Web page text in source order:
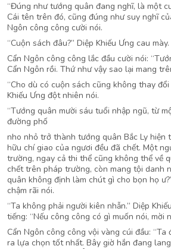
“Đúng như tướng quân đang nghĩ, là một
Cái tên trên đó, cũng đúng như suy nghĩ
Ngôn công công cười nói.
“Cuộn sách đâu?” Diệp Khiếu Ưng cau mày.
Cẩn Ngôn công công lắc đầu cười nói:
Cẩn Ngôn rồi. Thứ như vậy sao lại mang
“Cho dù có cuộn sách cũng không thay đổi
Khiếu Ưng đột nhiên nói.
“Tướng quân mười sáu tuổi nhập ngũ, từ
đường phố
nho nhỏ trở thành tướng quân Bắc Ly hiện
hữu chí giao của ngươi đều đã chết. Một
trường, ngay cả thi thể cũng không thể về
chết trên pháp trường, còn mang tội danh
quân không định làm chút gì cho bọn họ
chậm rãi nói.
“Ta không phải người kiên nhẫn.” Diệp
tiếng: “Nếu công công có gì muốn nói, mời
Cẩn Ngôn công công vội vàng cúi đầu:
ra lựa chọn tốt nhất. Bây giờ hắn đang